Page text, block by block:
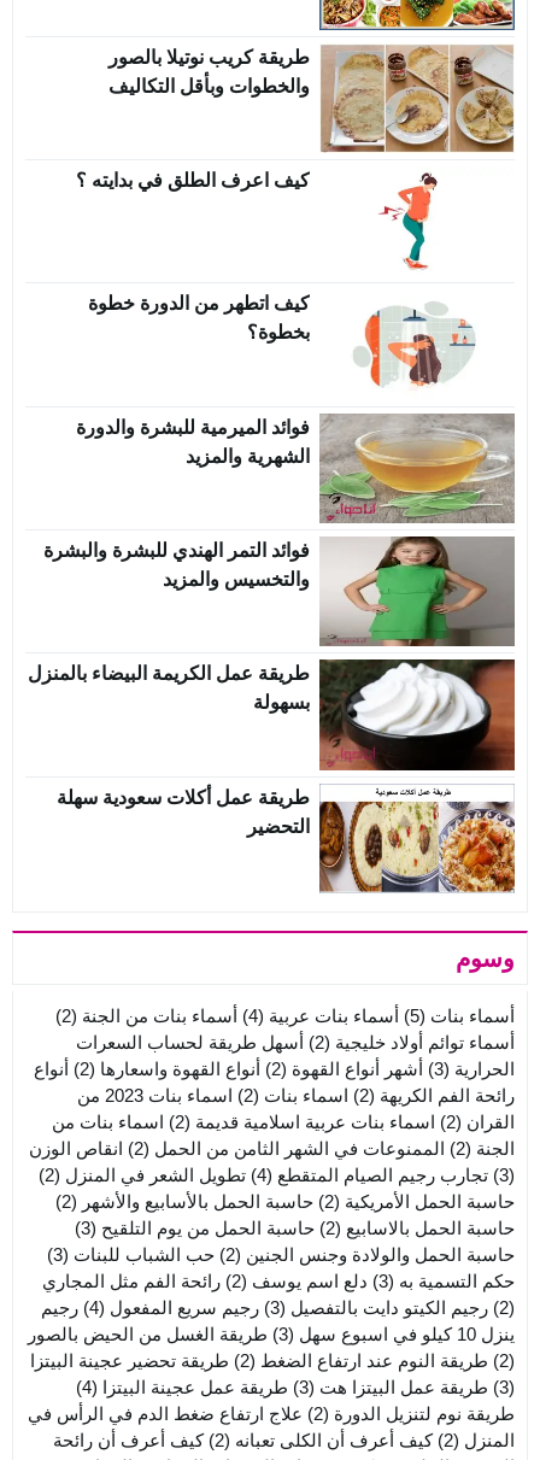
طريقة كريب نوتيلا بالصور
والخطوات وبأقل التكاليف
كيف اعرف الطلق في بدايته ؟
كيف اتطهر من الدورة خطوة
بخطوة؟
فوائد الميرمية للبشرة والدورة
الشهرية والمزيد
فوائد التمر الهندي للبشرة والبشرة
والتخسيس والمزيد
طريقة عمل الكريمة البيضاء بالمنزل
بسهولة
طريقة عمل أكلات سعودية سهلة
التحضير
وسوم
أسماء بنات (5) أسماء بنات عربية (4) أسماء بنات من الجنة (2)
أسماء توائم أولاد خليجية (2)
أسهل طريقة لحساب السعرات
الحرارية (3) أشهر أنواع القهوة (2) أنواع القهوة واسعارها (2)
أنواع
رائحة الفم الكريهة (2) اسماء بنات (2)
اسماء بنات 2023 من
القران (2) اسماء بنات عربية اسلامية قديمة (2)
اسماء بنات من
الجنة (2) الممنوعات في الشهر الثامن من الحمل (2)
انقاص الوزن
(3)
تجارب رجيم الصيام المتقطع (4) تطويل الشعر في المنزل (2)
حاسبة الحمل الأمريكية (2) حاسبة الحمل بالأسابيع والأشهر (2)
حاسبة الحمل بالاسابيع (2) حاسبة الحمل من يوم التلقيح (3)
حاسبة الحمل والولادة وجنس الجنين (2) حب الشباب للبنات (3)
حكم التسمية به (3) دلع اسم يوسف (2)
رائحة الفم مثل المجاري
(2)
رجيم الكيتو دايت بالتفصيل (3) رجيم سريع المفعول (4)
رجيم
ينزل 10 كيلو في اسبوع سهل
(3)
طريقة الغسل من الحيض بالصور
(2)
طريقة النوم عند ارتفاع الضغط (2)
طريقة تحضير عجينة البيتزا
(3)
طريقة عمل البيتزا هت (3) طريقة عمل عجينة البيتزا (4)
طريقة نوم لتنزيل الدورة (2)
علاج ارتفاع ضغط الدم في الرأس في
المنزل (2) كيف أعرف أن الكلى تعبانه (2)
كيف أعرف أن رائحة